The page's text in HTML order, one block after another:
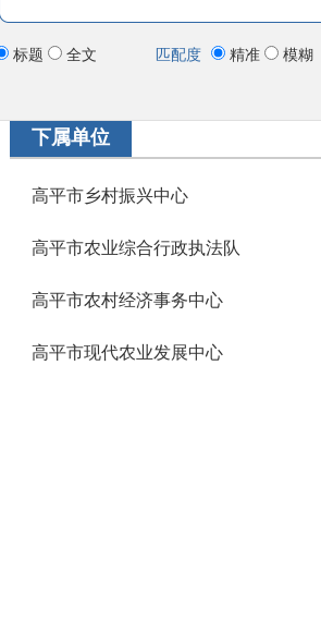
标题 全文 匹配度 精准 模糊
下属单位
高平市乡村振兴中心
高平市农业综合行政执法队
高平市农村经济事务中心
高平市现代农业发展中心